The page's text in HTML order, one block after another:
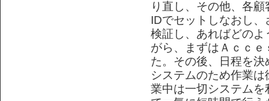
り直し、その他、各
IDでセットしなおし
検証し、あればどの
がら、まずはＡｃｃ
た。その後、日程を
システムのため作業
業中は一切システム